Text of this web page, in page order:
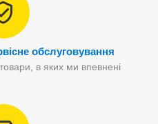
обслуговування
в яких ми впевнені